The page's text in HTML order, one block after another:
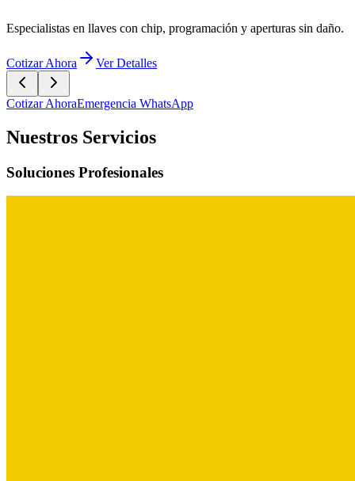
lo que más importa: Expertos en seguridad residencial
Ahora Ver Detalles
Cotizar AhoraEmergencia WhatsApp
Nuestros Servicios
Soluciones Profesionales